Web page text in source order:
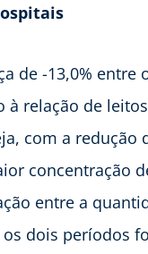
de -13,0% entre
à relação de
com a redução
concentração
entre a
dois períodos